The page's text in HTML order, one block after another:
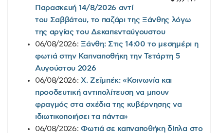
Παρασκευή 14/8/2026 αντί
του Σαββάτου, το παζάρι της Ξάνθης λόγω
της αργίας του Δεκαπενταύγουστου
06/08/2026: Ξάνθη: Στις 14:00 το μεσημέρι η
φωτιά στην Καπναποθήκη την Τετάρτη 5
Αυγούστου 2026
06/08/2026: Χ. Ζεϊμπέκ: «Κοινωνία και
προοδευτική αντιπολίτευση να μπουν
φραγμός στα σχέδια της κυβέρνησης να
ιδιωτικοποιήσει τα πάντα»
06/08/2026: Φωτιά σε καπναποθήκη δίπλα στο